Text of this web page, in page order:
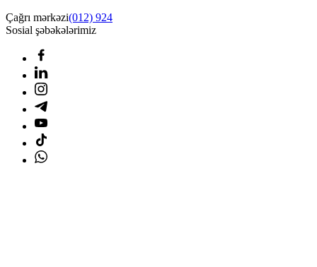
Çağrı mərkəzi(012) 924
Sosial şəbəkələrimiz